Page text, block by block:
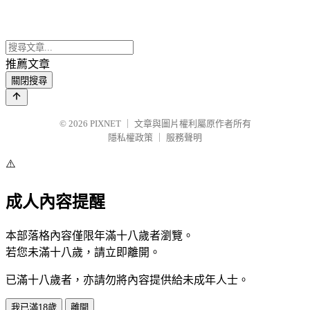
推薦文章
關閉搜尋
© 2026 PIXNET
文章與圖片權利屬原作者所有
隱私權政策
服務聲明
⚠️
成人內容提醒
本部落格內容僅限年滿十八歲者瀏覽。
若您未滿十八歲，請立即離開。
已滿十八歲者，亦請勿將內容提供給未成年人士。
我已滿18歲 離開